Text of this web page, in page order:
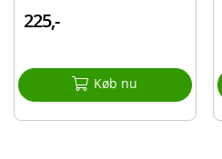
Rutsjebane
Og meget mere
Detaljer:
225,-
Køb nu